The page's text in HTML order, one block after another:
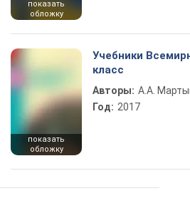
показать
обложку
показать
обложку
Учебники
класс
Авторы: А.А.
Год: 2017